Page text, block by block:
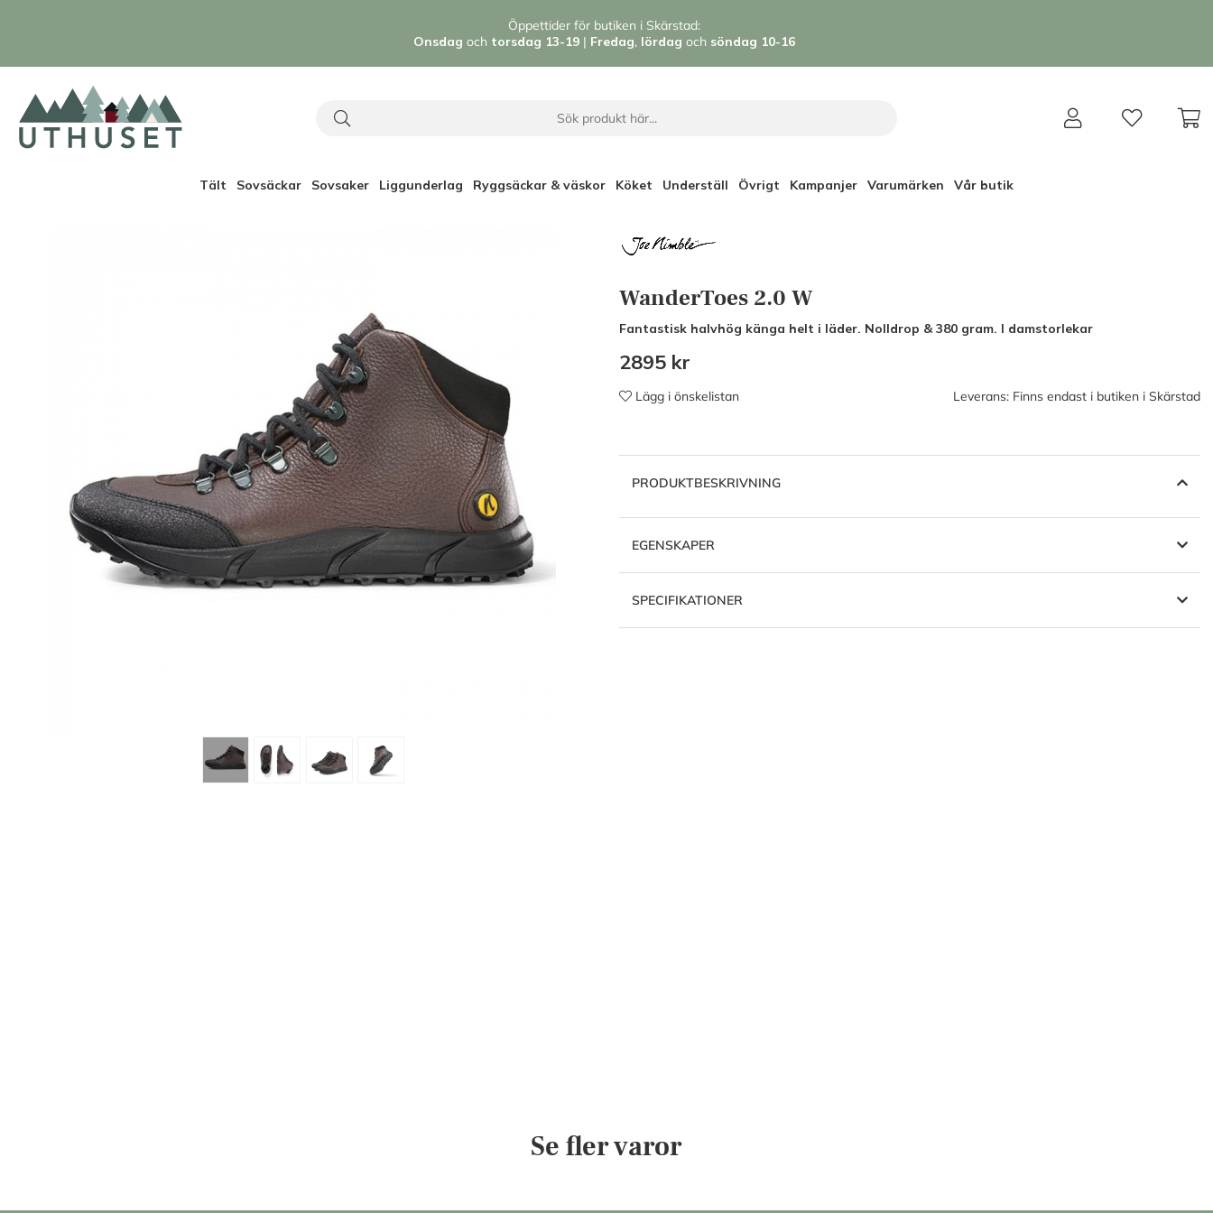
Öppettider för butiken i Skärstad:
Onsdag och torsdag 13-19 | Fredag, lördag och söndag 10-16
Tält Sovsäckar Sovsaker Liggunderlag Ryggsäckar & väskor Köket Underställ Övrigt Kampanjer Varumärken Vår butik
WanderToes 2.0 W
Fantastisk halvhög känga helt i läder. Nolldrop & 380 gram. I damstorlekar
2895 kr
Lägg i önskelistan Leverans: Finns endast i butiken i Skärstad
PRODUKTBESKRIVNING
EGENSKAPER
SPECIFIKATIONER
Se fler varor